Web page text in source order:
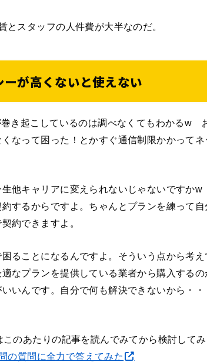
スタッフの人件費が大半なのだ。
が高くないと使えない
き起こしているのは調べなくてもわかるw
なって困った！とかすぐ通信制限かかって
他キャリアに変えられないじゃないですかw
するからですよ。ちゃんとプランを練って
約できますよ。
ることになるんですよ。そういう点から考
なプランを提供している業者から購入する
いんです。自分で何も解決できないから・
のあたりの記事を読んでみてから検討してみ
の質問に全力で答えてみた